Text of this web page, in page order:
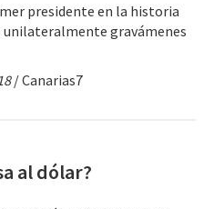
presidente en la historia
unilateralmente gravámenes
/ Canarias7
al dólar?